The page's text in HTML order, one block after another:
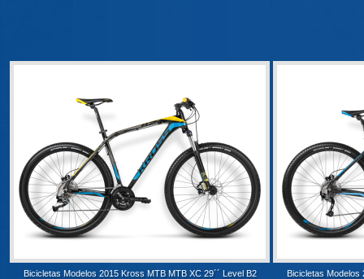
Bicicletas Modelos 2015 Kross MTB MTB XC 29´´ Level B2
Bicicletas Modelos